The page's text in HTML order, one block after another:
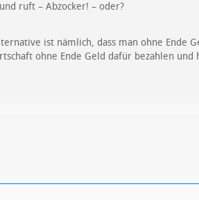
ruft – Abzocker! – oder?
ist nämlich, dass man ohne Ende
ohne Ende Geld dafür bezahlen